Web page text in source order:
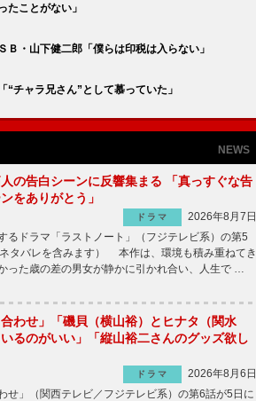
ことがない」
・山下健二郎「僕らは印税は入らない」
チャラ兄さん”として慕っていた」
NEWS
の告白シーンに反響集まる 「真っすぐな告
をありがとう」
ドラマ
2026年8月7日
ドラマ「ラストノート」（フジテレビ系）の第5
タバレを含みます） 本作は、環境も積み重ねてき
った歳の差の男女が静かに引かれ合い、人生で …
わせ」「磯貝（横山裕）とヒナタ（関水
るのがいい」「縦山裕二さんのグッズ欲し
ドラマ
2026年8月6日
」（関西テレビ／フジテレビ系）の第6話が5日に